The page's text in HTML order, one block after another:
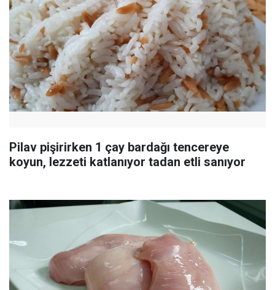
Pilav pişirirken 1 çay bardağı tencereye
koyun, lezzeti katlanıyor tadan etli sanıyor